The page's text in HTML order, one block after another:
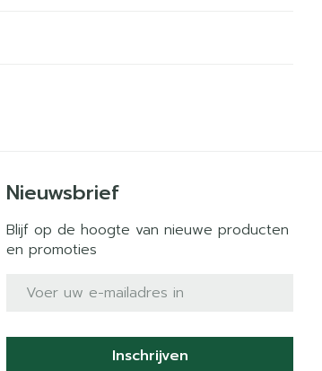
Nieuwsbrief
Blijf op de hoogte van nieuwe producten
en promoties
E-mail adres
Inschrijven